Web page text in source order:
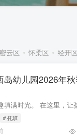
密云区 怀柔区 经开区
岛幼儿园2026年
# 托班